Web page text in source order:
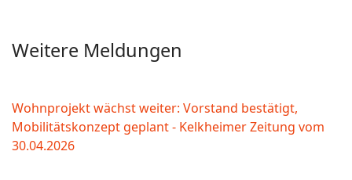
Weitere Meldungen
Wohnprojekt wächst weiter: Vorstand bestätigt,
Mobilitätskonzept geplant - Kelkheimer Zeitung vom
30.04.2026